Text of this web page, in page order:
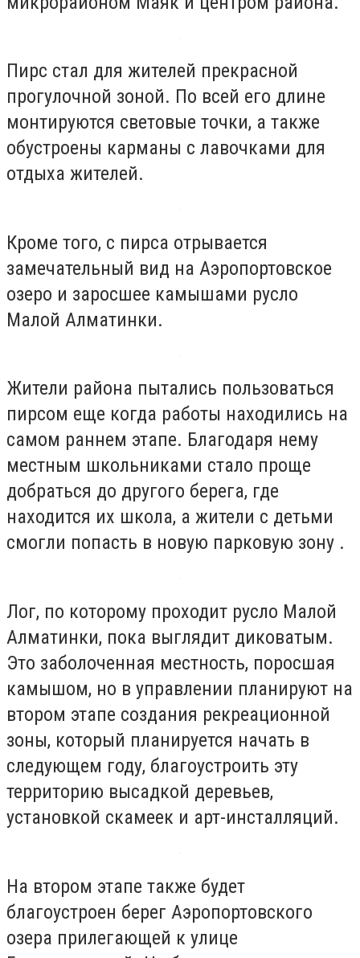
Пирс стал для жителей прекрасной
прогулочной зоной. По всей его длине
монтируются световые точки, а также
обустроены карманы с лавочками для
отдыха жителей.
Кроме того, с пирса отрывается
замечательный вид на Аэропортовское
озеро и заросшее камышами русло
Малой Алматинки.
Жители района пытались пользоваться
пирсом еще когда работы находились на
самом раннем этапе. Благодаря нему
местным школьниками стало проще
добраться до другого берега, где
находится их школа, а жители с детьми
смогли попасть в новую парковую зону .
Лог, по которому проходит русло Малой
Алматинки, пока выглядит диковатым.
Это заболоченная местность, поросшая
камышом, но в управлении планируют на
втором этапе создания рекреационной
зоны, который планируется начать в
следующем году, благоустроить эту
территорию высадкой деревьев,
установкой скамеек и арт-инсталляций.
На втором этапе также будет
благоустроен берег Аэропортовского
озера прилегающей к улице